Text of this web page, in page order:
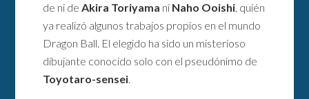
de ni deAkira Toriyama ni Naho Ooishi, quién
ya realizó algunos trabajos propios en el mundo
Dragon Ball. El elegido ha sido un misterioso
dibujante conocido solo con el pseudónimo de
Toyotaro-sensei.